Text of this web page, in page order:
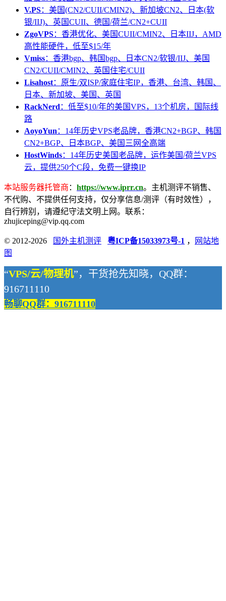
V.PS：美国(CN2/CUII/CMIN2)、新加坡CN2、日本(软
银/IIJ)、英国CUII、德国/荷兰/CN2+CUII
ZgoVPS：香港优化、美国CUII/CMIN2、日本IIJ，AMD
高性能硬件，低至$15/年
Vmiss：香港bgp、韩国bgp、日本CN2/软银/IIJ、美国
CN2/CUII/CMIN2、英国住宅/CUII
Lisahost：原生/双ISP/家庭住宅IP，香港、台湾、韩国、
日本、新加坡、美国、英国
RackNerd ：低至$10/年的美国VPS，13个机房，国际线
路
AoyoYun ：14年历史VPS老品牌，香港CN2+BGP、韩国
CN2+BGP、日本BGP、美国三网全高端
HostWinds：14年历史美国老品牌，运作美国/荷兰VPS
云，提供250个C段，免费一键换IP
本站服务器托管商 ： https://www.iprr.cn。主机测评不销售、
不代购、不提供任何支持，仅分享信息/测评（有时效性），
自行辨别，请遵纪守法文明上网。联系：
zhujiceping@vip.qq.com
© 2012-2026 国外主机测评 粤ICP备15033973号-1 ，
网站地
图
“VPS/云/物理机”，干货抢先知晓，QQ群：
916711110
畅聊QQ群：916711110